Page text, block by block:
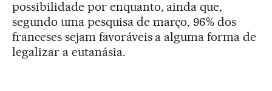
possibilidade por enquanto, ainda que,
segundo uma pesquisa de março, 96% dos
franceses sejam favoráveis a alguma forma de
legalizar a eutanásia.